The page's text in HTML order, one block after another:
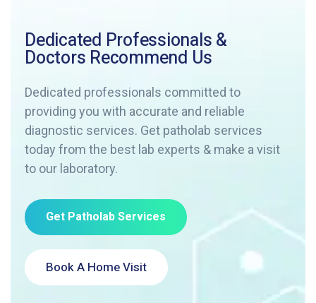
Dedicated Professionals &
Doctors Recommend Us
Dedicated professionals committed to
providing you with accurate and reliable
diagnostic services. Get patholab services
today from the best lab experts & make a visit
to our laboratory.
Get Patholab Services
Book A Home Visit